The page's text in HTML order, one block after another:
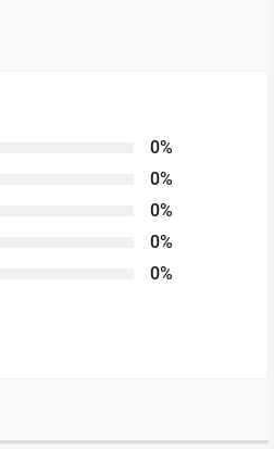
0%
0%
0%
0%
0%